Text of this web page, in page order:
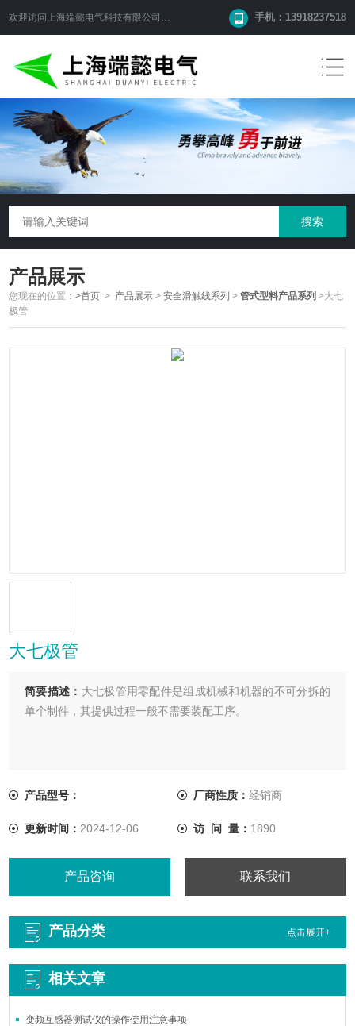
欢迎访问 上海端懿电气科技有限公司 网站！ 手机：13918237518
产品展示
您现在的位置：>首页 > 产品展示 >安全滑触线系列 >管式型料产品系列 >大七
极管
大七极管
简要描述： 大七极管用零配件是组成机械和机器的不可分拆的
单个制件，其提供过程一般不需要装配工序。
产品型号： 厂商性质： 经销商
更新时间： 2024-12-06 访 问 量： 1890
产品咨询 联系我们
产品分类 点击展开+
相关文章
变频互感器测试仪的操作使用注意事项